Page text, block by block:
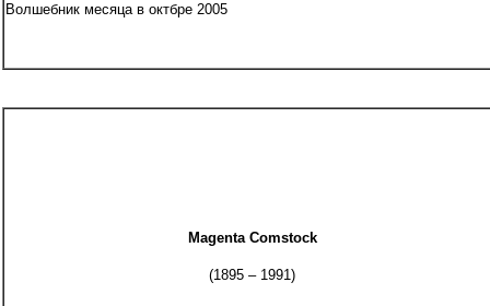
Волшебник месяца в октбре 2005
Magenta Comstock
(1895 – 1991)